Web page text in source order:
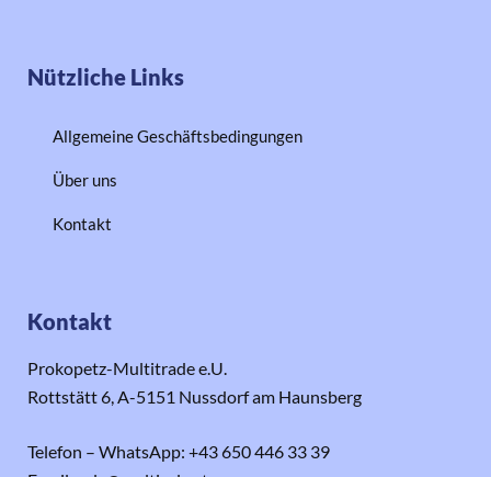
Nützliche Links
Allgemeine Geschäftsbedingungen
Über uns
Kontakt
Kontakt
Prokopetz-Multitrade e.U.
Rottstätt 6, A-5151 Nussdorf am Haunsberg
Telefon – WhatsApp: +43 650 446 33 39